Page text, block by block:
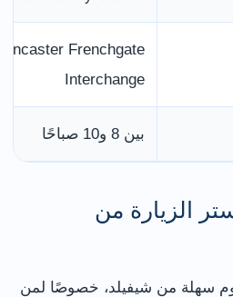
Frenchgate
Interchange
بين 8 و10 صباحًا
الزيارة من
سهلة من شيفيلد، خصوصًا لمن